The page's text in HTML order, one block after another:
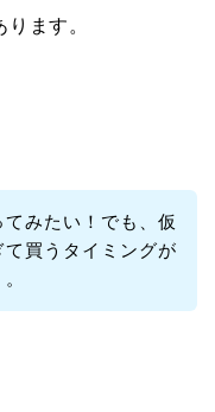
ます。
みたい！でも、仮
買うタイミングが